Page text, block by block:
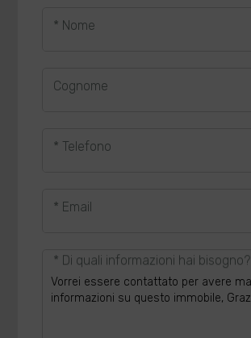
* Nome
Cognome
* Telefono
* Email
* Di quali informazioni hai bisogno?